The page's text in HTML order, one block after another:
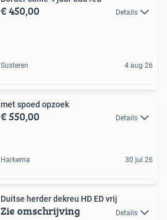
€ 450,00 Details
Susteren 4 aug 26
met spoed opzoek
€ 550,00 Details
Harkema 30 jul 26
Duitse herder dekreu HD ED vrij
Zie omschrijving Details